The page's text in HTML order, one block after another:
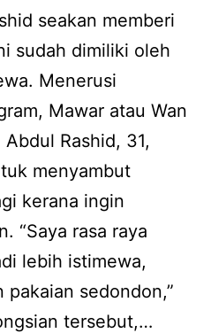
w
a
r
R
a
s
h
i
d
a
k
seakan memberi
sudah dimiliki oleh
Menerusi
Mawar atau Wan
Rashid, 31,
menyambut
kerana ingin
“Saya rasa raya
lebih istimewa,
pakaian sedondon,”
tersebut,…